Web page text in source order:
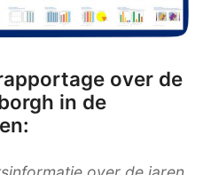
over de
in de